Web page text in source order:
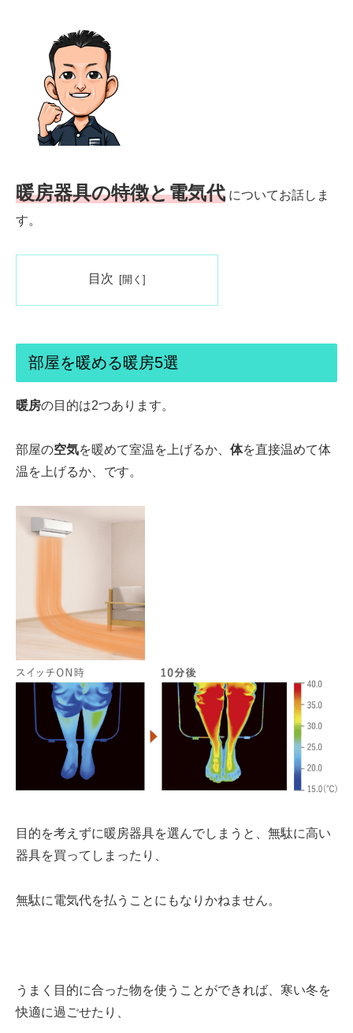
暖房器具の特徴と電気代 についてお話しま
す。
目次
部屋を暖める暖房5選
暖房の目的は2つあります。
部屋の空気を暖めて室温を上げるか、 体を直接温めて体
温を上げるか、です。
目的を考えずに暖房器具を選んでしまうと、無駄に高い
器具を買ってしまったり、
無駄に電気代を払う ことにもなりかねません。
うまく目的に合った物を使うことができれば、 寒い冬を
快適に過ごせたり、